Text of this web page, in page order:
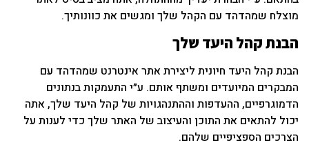
מוצלח שמהדהד עם הקהל שלך ומגשים את כוונותיך.
הבנת קהל היעד שלך
הבנת קהל היעד חיונית ליצירת אתר אינטרנט שמהדהד עם
המבקרים המיועדים ומשתף אותם. ע״י התעמקות בנתונים
הדמוגרפיים, ההעדפות וההתנהגויות של קהל היעד שלך, אתה
יכול להתאים את התוכן והעיצוב של האתר שלך כדי לענות על
הצרכים הספציפיים שלהם.